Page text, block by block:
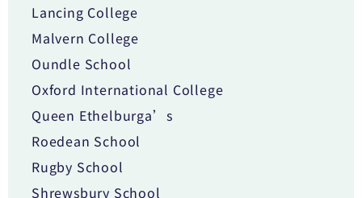
Lancing College
Malvern College
Oundle School
Oxford International College
Queen Ethelburga’s
Roedean School
Rugby School
Shrewsbury School